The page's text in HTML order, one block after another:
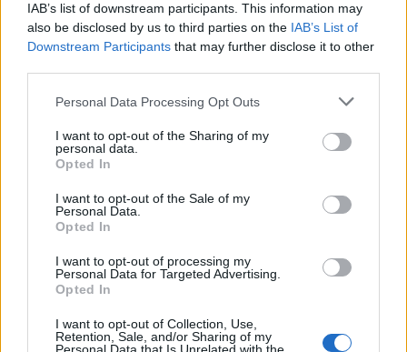
IAB’s list of downstream participants. This information may
also be disclosed by us to third parties on the IAB’s List of
Downstream Participants that may further disclose it to other
Personal Data Processing Opt Outs
I want to opt-out of the Sharing of my
personal data.
Opted In
I want to opt-out of the Sale of my
Personal Data.
Opted In
I want to opt-out of processing my
Personal Data for Targeted Advertising.
Opted In
I want to opt-out of Collection, Use,
Retention, Sale, and/or Sharing of my
Dolce Vita στο Κάπρι: Η Αμαλία
Κωστοπούλου ποζάρει πάνω σε
σκάφος με αέρινο look!
Φόνοι στο Καμπαναριό: Μένη
Κωνσταντινίδου, Λυδία Τζανουδάκη
SHOWBIZ
Από Κεφαλονιά... Σαντορίνη! Η φωτό
της Καλομοίρας με την οικογένειά
που πνίγηκε